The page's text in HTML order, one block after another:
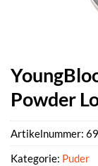
Powder
Artikelnummer:
Kategorie: Puder